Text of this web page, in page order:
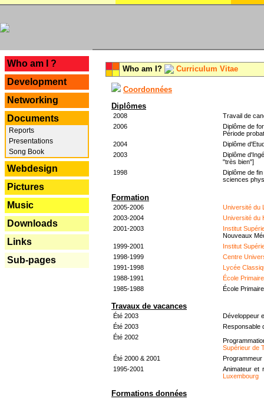
Who am I ?
Development
Networking
Documents
Reports
Presentations
Song Book
Webdesign
Pictures
Music
Downloads
Links
Sub-pages
Who am I? Curriculum Vitae
Coordonnées
Diplômes
2008
Travail de
2006
Diplôme de
Période
2004
Diplôme
2003
Diplôme
"très bien"]
1998
Diplôme de
sciences
Formation
2005-2006
Université du
2003-2004
Université du
2001-2003
Institut
Nouveaux
1999-2001
Institut
1998-1999
Centre
1991-1998
Lycée
1988-1991
École
1985-1988
École
Travaux de vacances
Été 2003
Développeur
Été 2003
Responsable
Été 2002
Supérieur de
Été 2000 & 2001
Programmeur
1995-2001
Animateur et
Luxembourg
Formations données